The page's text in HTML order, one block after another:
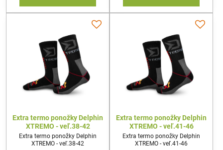
Extra termo ponožky Delphin
XTREMO - veľ.38-42
Extra termo ponožky Delphin
XTREMO - veľ.38-42
Extra termo ponožky Delphin
XTREMO - veľ.41-46
Extra termo ponožky Delphin
XTREMO - veľ.41-46